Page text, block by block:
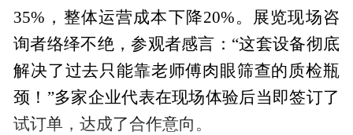
35%，整体运营成本下降20%。展览现场咨
询者络绎不绝，参观者感言：“这套设备彻底
解决了过去只能靠老师傅肉眼筛查的质检瓶
颈！”多家企业代表在现场体验后当即签订了
试订单，达成了合作意向。